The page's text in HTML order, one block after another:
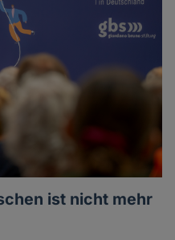
ist nicht mehr